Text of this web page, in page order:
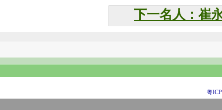
下一名人：崔
粤